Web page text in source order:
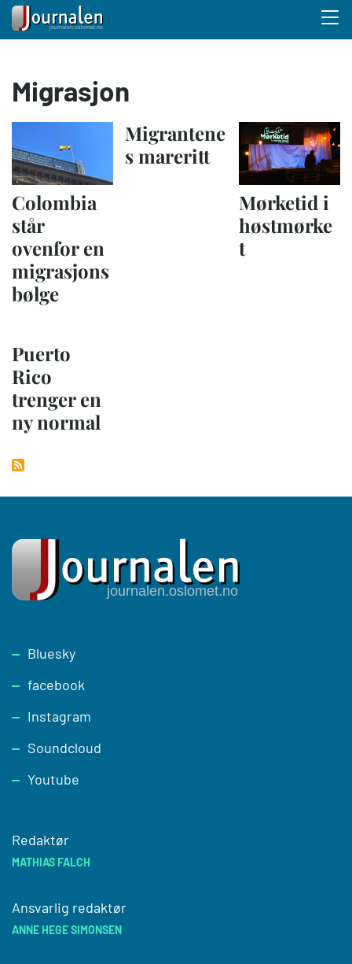
hovedinnhold
Migrasjon
Colombia
står
ovenfor en
migrasjons
bølge
Migrantene
s mareritt
Mørketid i
høstmørke
t
Puerto
Rico
trenger en
ny normal
Footer
Bluesky
facebook
Instagram
Soundcloud
Youtube
Redaktør
MATHIAS FALCH
Ansvarlig redaktør
ANNE HEGE SIMONSEN